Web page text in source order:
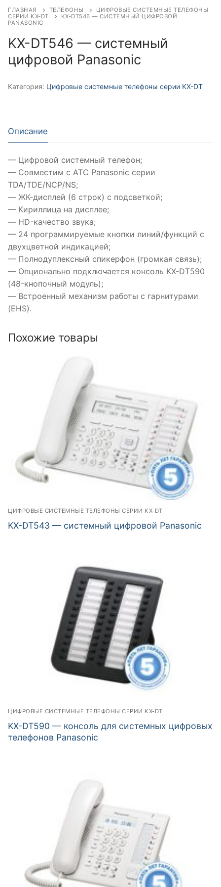
ГЛАВНАЯ ТЕЛЕФОНЫ
ЦИФРОВЫЕ СИСТЕМНЫЕ ТЕЛЕФОНЫ
СЕРИИ KX-DT
KX-DT546 — СИСТЕМНЫЙ ЦИФРОВОЙ
PANASONIC
KX-DT546 — системный
цифровой Panasonic
Категория: Цифровые системные телефоны серии KX-DT
Описание
— Цифровой системный телефон;
— Совместим с АТС Panasonic серии
TDA/TDE/NCP/NS;
— ЖК-дисплей (6 строк) с подсветкой;
— Кириллица на дисплее;
— HD-качество звука;
— 24 программируемые кнопки линий/функций с
двухцветной индикацией;
— Полнодуплексный спикерфон (громкая связь);
— Опционально подключается консоль KX-DT590
(48-кнопочный модуль);
— Встроенный механизм работы с гарнитурами
(EHS).
Похожие товары
ЦИФРОВЫЕ СИСТЕМНЫЕ ТЕЛЕФОНЫ СЕРИИ KX-DT
KX-DT543 — системный цифровой Panasonic
ЦИФРОВЫЕ СИСТЕМНЫЕ ТЕЛЕФОНЫ СЕРИИ KX-DT
KX-DT590 — консоль для системных цифровых
телефонов Panasonic